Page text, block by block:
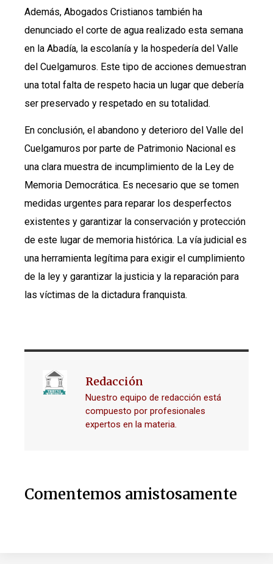
Además, Abogados Cristianos también ha
denunciado el corte de agua realizado esta semana
en la Abadía, la escolanía y la hospedería del Valle
del Cuelgamuros. Este tipo de acciones demuestran
una total falta de respeto hacia un lugar que debería
ser preservado y respetado en su totalidad.
En conclusión, el abandono y deterioro del Valle del
Cuelgamuros por parte de Patrimonio Nacional es
una clara muestra de incumplimiento de la Ley de
Memoria Democrática. Es necesario que se tomen
medidas urgentes para reparar los desperfectos
existentes y garantizar la conservación y protección
de este lugar de memoria histórica. La vía judicial es
una herramienta legítima para exigir el cumplimiento
de la ley y garantizar la justicia y la reparación para
las víctimas de la dictadura franquista.
Redacción
Nuestro equipo de redacción está
compuesto por profesionales
expertos en la materia.
Comentemos amistosamente